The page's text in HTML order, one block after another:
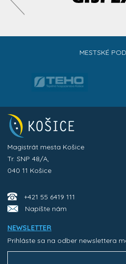
MESTSKÉ
Magistrát mesta Košice
Tr. SNP 48/A,
040 11 Košice
+421 55 6419 111
Napíšte nám
NEWSLETTER
Prihláste sa na odber newslettera